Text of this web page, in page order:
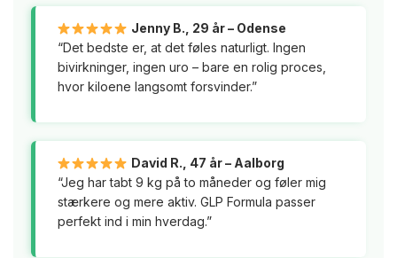
Jenny B., 29 år – Odense
“Det bedste er, at det føles naturligt. Ingen
bivirkninger, ingen uro – bare en rolig proces,
hvor kiloene langsomt forsvinder.”
David R., 47 år – Aalborg
“Jeg har tabt 9 kg på to måneder og føler mig
stærkere og mere aktiv. GLP Formula passer
perfekt ind i min hverdag.”